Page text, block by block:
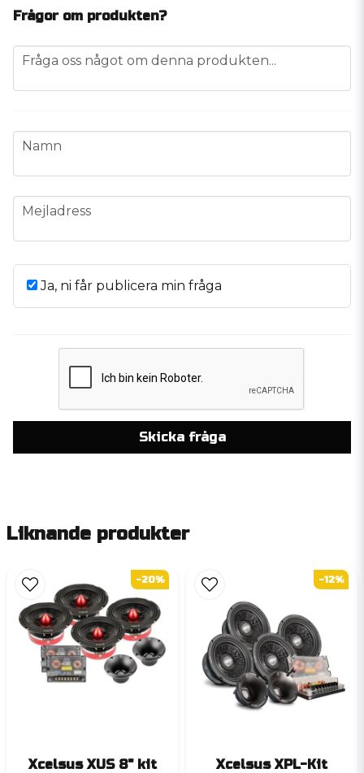
Frågor om produkten?
question
Fråga oss något om denna produkten...
name
Namn
email
Mejladress
Ja, ni får publicera min fråga
Skicka fråga
Liknande produkter
Xcelsus XUS 8" kit
-20%
Xcelsus XPL-Kit
-12%